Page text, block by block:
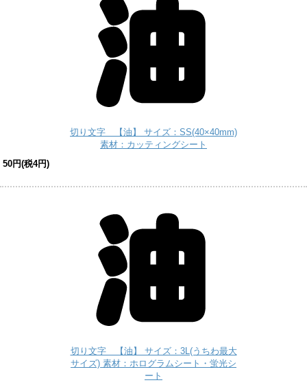
切り文字 【油】 サイズ：SS(40×40mm)
素材：カッティングシート
50円(税4円)
切り文字 【油】 サイズ：3L(うちわ最大
サイズ) 素材：ホログラムシート・蛍光シ
ート